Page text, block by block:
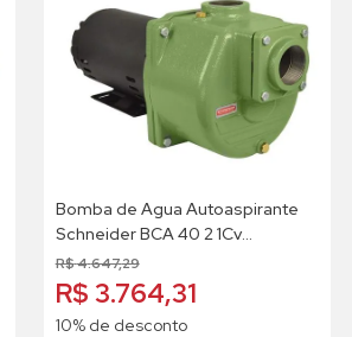
Bomba de Agua Autoaspirante
Schneider BCA 40 2 1Cv
Monofasico
R$4.647,29
R$ 3.764,31
10% de desconto